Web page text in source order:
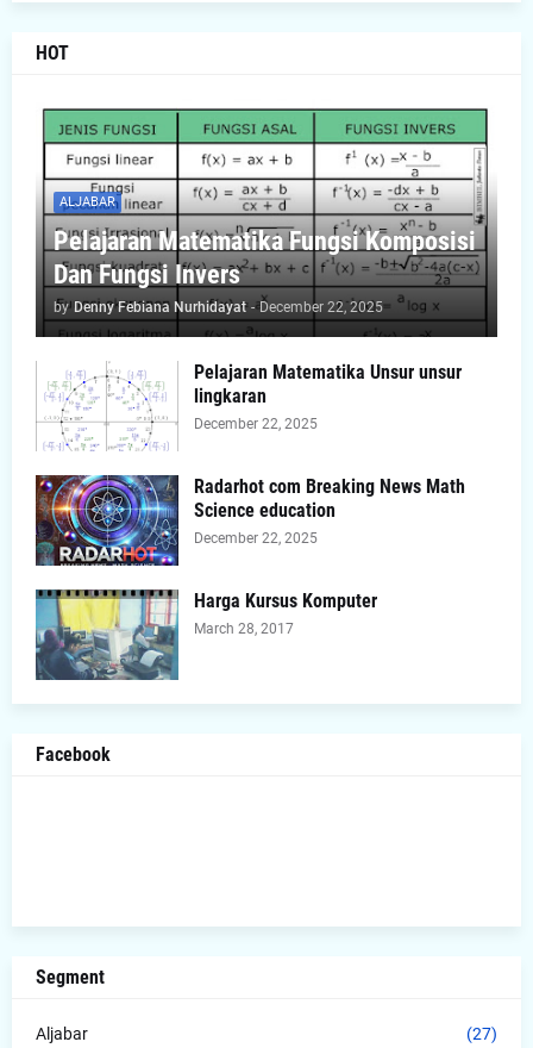
HOT
ALJABAR
Pelajaran Matematika Fungsi Komposisi
Dan Fungsi Invers
by Denny Febiana Nurhidayat - December 22, 2025
Pelajaran Matematika Unsur unsur
lingkaran
December 22, 2025
Radarhot com Breaking News Math
Science education
December 22, 2025
Harga Kursus Komputer
March 28, 2017
Facebook
Segment
Aljabar (27)